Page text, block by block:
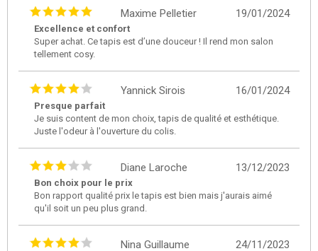
19/01/2024
Maxime Pelletier
Excellence et confort
Super achat. Ce tapis est d’une douceur ! Il rend mon salon
tellement cosy.
16/01/2024
Yannick Sirois
Presque parfait
Je suis content de mon choix, tapis de qualité et esthétique.
Juste l'odeur à l'ouverture du colis.
13/12/2023
Diane Laroche
Bon choix pour le prix
Bon rapport qualité prix le tapis est bien mais j'aurais aimé
qu'il soit un peu plus grand.
24/11/2023
Nina Guillaume